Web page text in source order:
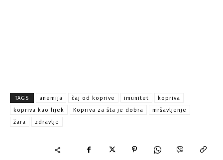
TAGS anemija čaj od koprive imunitet
kopriva
kopriva kao lijek
Kopriva za šta je dobra
mršavljenje
žara
zdravlje